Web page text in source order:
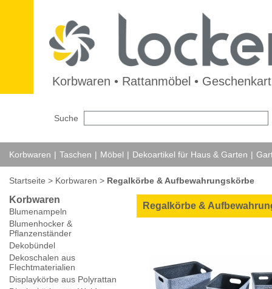
Korbwaren • Rattanmöbel •
Suche
Korbwaren | Taschen | Möbel | Dekoartikel für Haus & Garten |
Startseite > Korbwaren > Regalkörbe & Aufbewahrungskörbe
Korbwaren
Blumenampeln
Blumenhocker &
Pflanzenständer
Dekobündel
Dekoschalen aus
Flechtmaterialien
Displaykörbe aus Polyrattan
Regalkörbe &